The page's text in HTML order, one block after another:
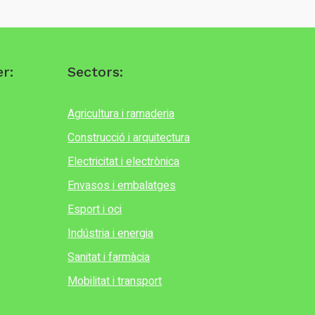
Sectors:
Agricultura i ramaderia
Construcció i arquitectura
Electricitat i electrònica
Envasos i embalatges
Esport i oci
Indústria i energia
Sanitat i farmàcia
Mobilitat i transport